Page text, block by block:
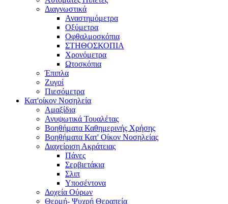
Διαγνωστικά
Αναστημόμετρα
Οξύμετρα
Οφθαλμοσκόπια
ΣΤΗΘΟΣΚΟΠΙΑ
Χρονόμετρα
Ωτοσκόπια
Έπιπλα
Ζυγοί
Πιεσόμετρα
Κατ'οίκον Νοσηλεία
Αμαξίδια
Ανυψωτικά Τουαλέτας
Βοηθήματα Καθημερινής Χρήσης
Βοηθήματα Κατ' Οίκον Νοσηλείας
Διαχείριση Ακράτειας
Πάνες
Σερβιετάκια
Σλιπ
Υποσέντονα
Δοχεία Ούρων
Θερμή- Ψυχρή Θεραπεία